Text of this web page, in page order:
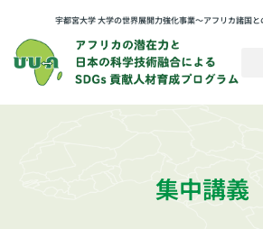
宇都宮大学 大学の世界展開力強化事業〜アフリカ諸国
集中講義